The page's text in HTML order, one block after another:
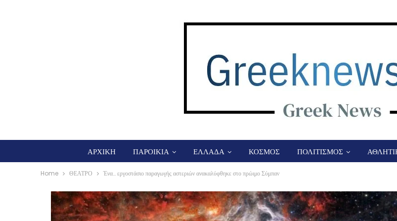
ΑΡΧΙΚΗ ΠΑΡΟΙΚΙΑ ΕΛΛΑΔΑ ΚΟΣΜΟΣ ΠΟΛΙΤΙΣΜΟΣ
Home ΘΕΑΤΡΟ Ένα… εργοστάσιο παραγωγής αστεριών ανακαλύφθηκε στο πρώιμο Σύμπαν